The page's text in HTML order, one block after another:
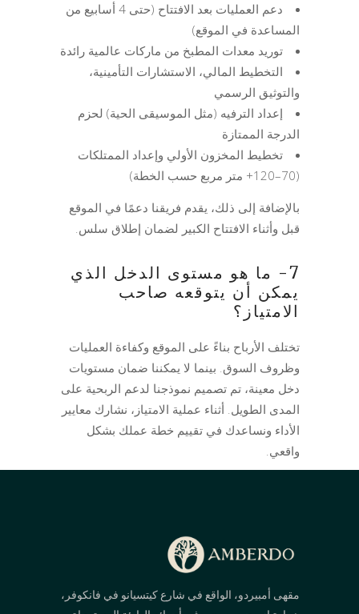
دعم العمليات بعد الافتتاح (حتى 4 أسابيع من
المساعدة في الموقع)
توريد معدات المطبخ من ماركات عالمية رائدة
التخطيط المالي، الاستشارات التأمينية،
والتوثيق الرسمي
إعداد الترفيه (مثل الموسيقى الحية) لحزم
الدرجة الممتازة
تخطيط المخزون الأولي وإعداد الممتلكات
(70–120+ متر مربع حسب الخطة)
بالإضافة إلى ذلك، يقدم فريقنا دعمًا في الموقع
قبل وأثناء الافتتاح الكبير لضمان إطلاق سلس.
7- ما هو مستوى الدخل الذي
يمكن أن يتوقعه صاحب
الامتياز؟
تختلف الأرباح بناءً على الموقع وكفاءة العمليات
وظروف السوق. بينما لا يمكننا ضمان مستويات
دخل معينة، تم تصميم نموذجنا لدعم الربحية على
المدى الطويل. أثناء عملية الامتياز، نشارك معايير
الأداء ونساعدك في تقييم خطة عملك بشكل
واقعي.
مقهى أمبيردو، الواقع في شارع كيتسيانو في فانكوفر،